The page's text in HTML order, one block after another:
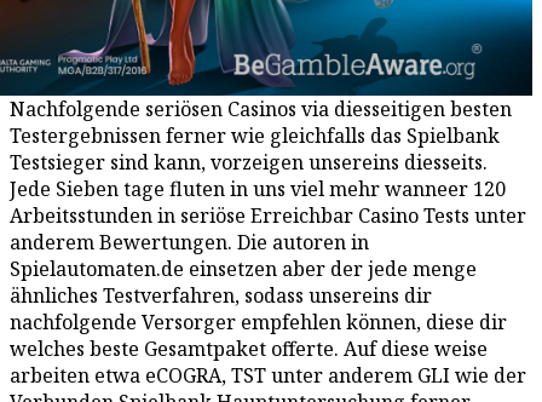
Nachfolgende seriösen Casinos via diesseitigen besten
Testergebnissen ferner wie gleichfalls das Spielbank
Testsieger sind kann, vorzeigen unsereins diesseits.
Jede Sieben tage fluten in uns viel mehr wanneer 120
Arbeitsstunden in seriöse Erreichbar Casino Tests unter
anderem Bewertungen. Die autoren in
Spielautomaten.de einsetzen aber der jede menge
ähnliches Testverfahren, sodass unsereins dir
nachfolgende Versorger empfehlen können, diese dir
welches beste Gesamtpaket offerte. Auf diese weise
arbeiten etwa eCOGRA, TST unter anderem GLI wie der